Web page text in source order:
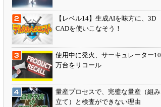
【レベル14】生成AIを味方に、3D
CADを使いこなそう！
使用中に発火、サーキュレーター10
万台をリコール
量産プロセスで、完璧な量産（組み
立て）と検査ができない理由